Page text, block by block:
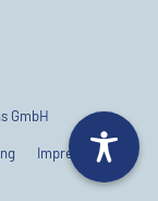
GmbH
Impressum